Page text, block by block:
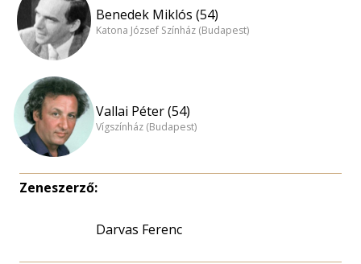
Benedek Miklós (54)
Katona József Színház (Budapest)
Vallai Péter (54)
Vígszínház (Budapest)
Zeneszerző:
Darvas Ferenc